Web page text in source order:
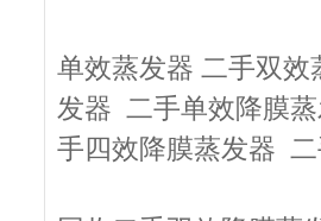
单效蒸发器 二手双
发器 二手单效降膜
手四效降膜蒸发器